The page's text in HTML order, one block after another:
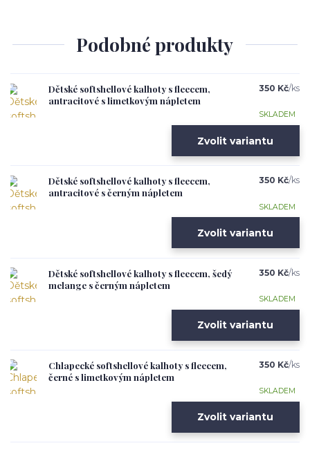
Podobné produkty
Dětské softshellové kalhoty s fleecem,
antracitové s limetkovým nápletem
350 Kč/ks
SKLADEM
Zvolit variantu
Dětské softshellové kalhoty s fleecem,
antracitové s černým nápletem
350 Kč/ks
SKLADEM
Zvolit variantu
Dětské softshellové kalhoty s fleecem, šedý
melange s černým nápletem
350 Kč/ks
SKLADEM
Zvolit variantu
Chlapecké softshellové kalhoty s fleecem,
černé s limetkovým nápletem
350 Kč/ks
SKLADEM
Zvolit variantu